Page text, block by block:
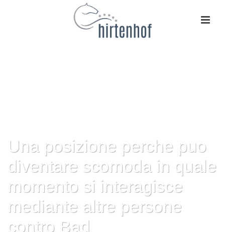
Una posizione perche puo
diventare scomoda in quale
momento si interagisce
mediante altre persone
contro Bad